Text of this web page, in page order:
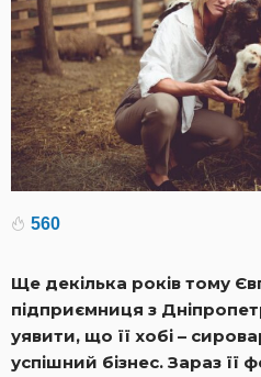
560
Ще декілька років тому
підприємниця з
уявити, що її хобі –
успішний бізнес. Зараз її